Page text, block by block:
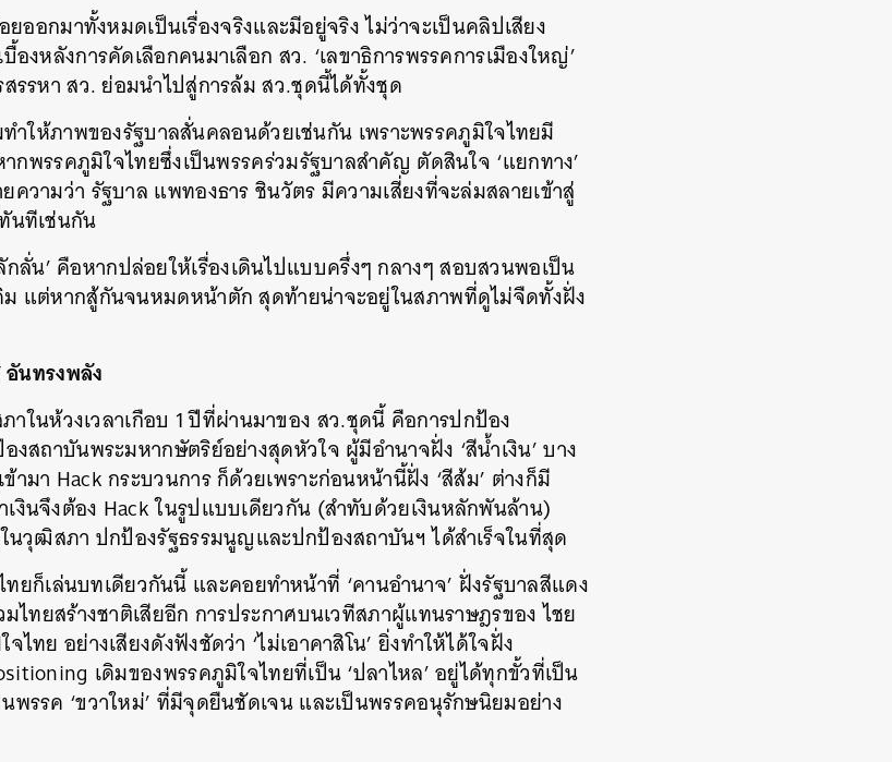
ออกมาทั้งหมดเป็นเรื่องจริงและมีอยู่จริง ไม่ว่าจะเป็นคลิปเสียง
องหลังการคัดเลือกคนมาเลือก สว. ‘เลขาธิการพรรคการเมืองใหญ่’
สรรหา สว. ย่อมนำไปสู่การล้ม สว.ชุดนี้ได้ทั้งชุด
ำให้ภาพของรัฐบาลสั่นคลอนด้วยเช่นกัน เพราะพรรคภูมิใจไทยมี
กพรรคภูมิใจไทยซึ่งเป็นพรรคร่วมรัฐบาลสำคัญ ตัดสินใจ ‘แยกทาง’
ความว่า รัฐบาล แพทองธาร ชินวัตร มีความเสี่ยงที่จะล่มสลายเข้าสู่
นทีเช่นกัน
กลั่น’ คือหากปล่อยให้เรื่องเดินไปแบบครึ่งๆ กลางๆ สอบสวนพอเป็น
ม แต่หากสู้กันจนหมดหน้าตัก สุดท้ายน่าจะอยู่ในสภาพที่ดูไม่จืดทั้งฝั่ง
อันทรงพลัง
ในห้วงเวลาเกือบ 1 ปีที่ผ่านมาของ สว.ชุดนี้ คือการปกป้อง
สถาบันพระมหากษัตริย์อย่างสุดหัวใจ ผู้มีอำนาจฝั่ง ‘สีน้ำเงิน’ บาง
มา Hack กระบวนการ ก็ด้วยเพราะก่อนหน้านี้ฝั่ง ‘สีส้ม’ ต่างก็มี
งินจึงต้อง Hack ในรูปแบบเดียวกัน (สำทับด้วยเงินหลักพันล้าน)
นวุฒิสภา ปกป้องรัฐธรรมนูญและปกป้องสถาบันฯ ได้สำเร็จในที่สุด
ยก็เล่นบทเดียวกันนี้ และคอยทำหน้าที่ ‘คานอำนาจ’ ฝั่งรัฐบาลสีแดง
มไทยสร้างชาติเสียอีก การประกาศบนเวทีสภาผู้แทนราษฎรของ ไชย
ทย อย่างเสียงดังฟังชัดว่า ‘ไม่เอาคาสิโน’ ยิ่งทำให้ได้ใจฝั่ง
เดิมของพรรคภูมิใจไทยที่เป็น ‘ปลาไหล’ อยู่ได้ทุกขั้วที่เป็น
พรรค ‘ขวาใหม่’ ที่มีจุดยืนชัดเจน และเป็นพรรคอนุรักษนิยมอย่าง